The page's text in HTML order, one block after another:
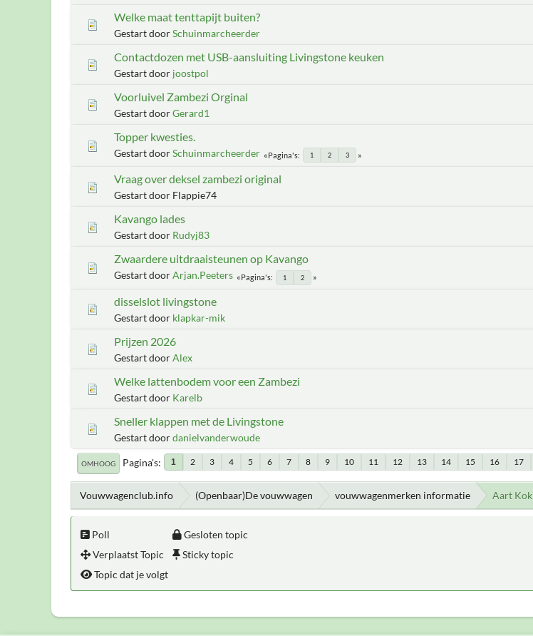
Welke maat tenttapijt buiten?
Gestart doorSchuinmarcheerder
Contactdozen met USB-aansluiting Livingstone keuken
Gestart door joostpol
Voorluivel Zambezi Orginal
Gestart doorGerard1
Topper kwesties.
Gestart doorSchuinmarcheerder Pagina's 1 2 3
Vraag over deksel zambezi original
Gestart door Flappie74
Kavango lades
Gestart door Rudyj83
Zwaardere uitdraaisteunen op Kavango
Gestart doorArjan.Peeters Pagina's 1 2
disselslot livingstone
Gestart door klapkar-mik
Prijzen 2026
Gestart doorAlex
Welke lattenbodem voor een Zambezi
Gestart door Karelb
Sneller klappen met de Livingstone
Gestart doordanielvanderwoude
OMHOOG Pagina's 1 2 3 4 5 6 7 8 9 10 11 12 13 14 15 16 17
Vouwwagenclub.info (Openbaar)De vouwwagen vouwwagenmerken informatie Aart Kok
Poll
Verplaatst Topic
Gesloten topic
Sticky topic
Topic dat je volgt